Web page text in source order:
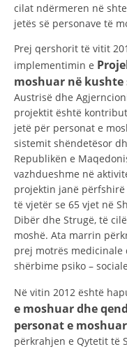
STRUKTURA
DREJTA
cilat ndërmeren në
jetës së personave të
Prej qershorit të vitit
implementimin e
moshuar në
Austrisë dhe
projektit është
jetë për personat e
sistemit shëndetësor
Republikën e
vazhdueshme në
projektin janë
të vjetër se 65 vjet në
Dibër dhe Strugë, të
moshë. Ata marrin
prej motrës
shërbime psiko –
Në vitin 2012 është
e moshuar dhe
personat e
përkrahjen e Qytetit të